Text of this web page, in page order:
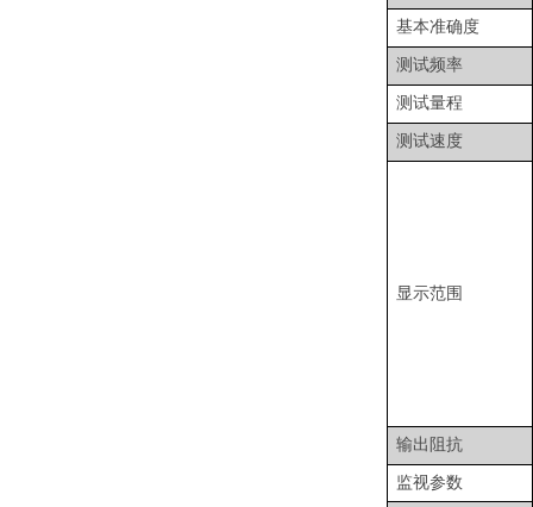
基本准确度
测试频率
测试量程
测试速度
显示范围
输出阻抗
监视参数